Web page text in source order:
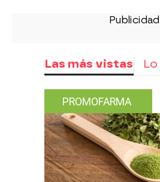
Las más vistas
PROMOFARMA